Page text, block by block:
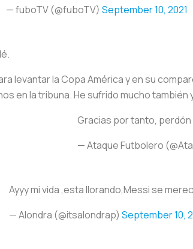
— fuboTV (@fuboTV) September 10, 2021
levantar la Copa América y en su
en la tribuna. He sufrido mucho
Gracias por tanto,
— Ataque Futbolero
Ayyy mi vida ,esta llorando,Messi se
— Alondra (@itsalondrap) September 10,